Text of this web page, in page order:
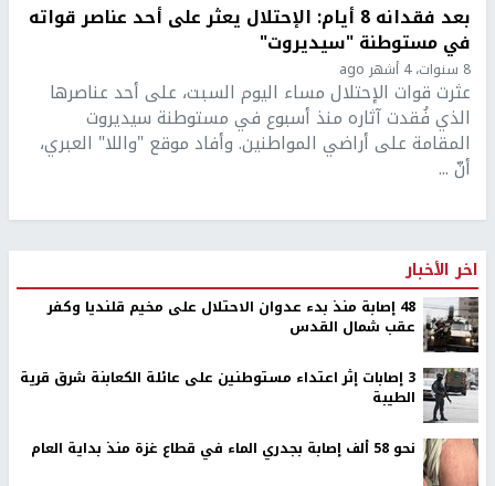
بعد فقدانه 8 أيام: الإحتلال يعثر على أحد عناصر قواته
في مستوطنة "سيديروت"
8 سنوات، 4 أشهر ago
عثرت قوات الإحتلال مساء اليوم السبت، على أحد عناصرها
الذي فُقدت آثاره منذ أسبوع في مستوطنة سيديروت
المقامة على أراضي المواطنين. وأفاد موقع "واللا" العبري،
أنّ ...
اخر الأخبار
48 إصابة منذ بدء عدوان الاحتلال على مخيم قلنديا وكفر
عقب شمال القدس
‏3 إصابات إثر اعتداء مستوطنين على عائلة الكعابنة شرق قرية
الطيبة
نحو 58 ألف إصابة بجدري الماء في قطاع غزة منذ بداية العام